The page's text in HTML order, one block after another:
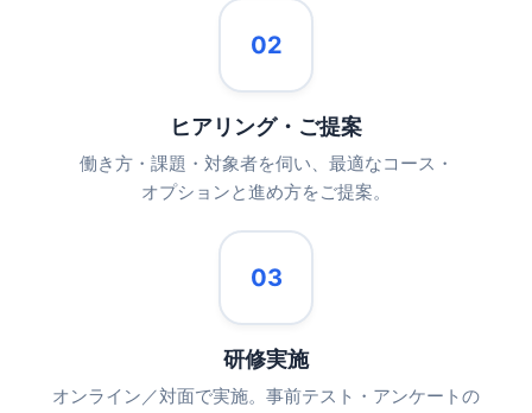
02
ヒアリング・ご提案
働き方・課題・対象者を伺い、最適なコース・
オプションと進め方をご提案。
03
研修実施
オンライン／対面で実施。事前テスト・アンケートの